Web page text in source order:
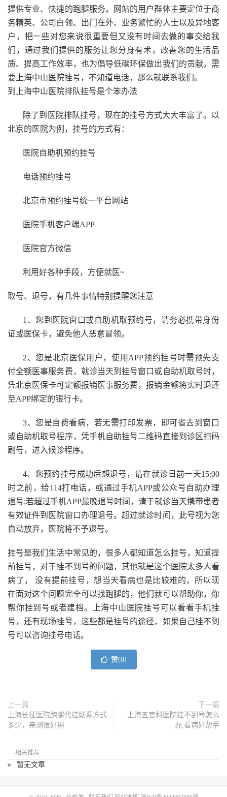
提供专业、快捷的跑腿服务。网站的用户群体主要定位于商
务精英、公司白领、出门在外、业务繁忙的人士以及异地客
户，把一些对您来说很重要但又没有时间去做的事交给我
们，通过我们提供的服务让您分身有术，改善您的生活品
质、提高工作效率，也为倡导低碳环保做出我们的贡献。需
要上海中山医院挂号，不知道电话，那么就联系我们。
到上海中山医院排队挂号是个笨办法
除了到医院排队挂号，现在的挂号方式大大丰富了。以
北京的医院为例，挂号的方式有：
医院自助机预约挂号
电话预约挂号
北京市预约挂号统一平台网站
医院手机客户端APP
医院官方微信
利用好各种手段，方便就医~
取号、退号，有几件事情特别提醒您注意
1、您到医院窗口或自助机取预约号，请务必携带身份
证或医保卡，避免他人恶意冒领。
2、您是北京医保用户，使用APP预约挂号时需预先支
付全额医事服务费，就诊当天到挂号窗口或自助机取号时，
凭北京医保卡可定额报销医事服务费，报销金额将实时退还
至APP绑定的银行卡。
3、您是自费看病，若无需打印发票，即可省去到窗口
或自助机取号程序，凭手机自助挂号二维码直接到诊区扫码
刷号，进入候诊程序。
4、您预约挂号成功后想退号，请在就诊日前一天15:00
时之前，给114打电话，或通过手机APP或公众号自助办理
退号;若超过手机APP最晚退号时间，请于就诊当天携带患者
有效证件到医院窗口办理退号。超过就诊时间，此号视为您
自动放弃，医院将不予退号。
挂号是我们生活中常见的，很多人都知道怎么挂号，知道提
前挂号，对于挂不到号的问题，其他就是这个医院太多人看
病了， 没有提前挂号，想当天看病也是比较难的，所以现
在面对这个问题完全可以找跑腿的，他们就可以帮助你，你
帮你挂到号或者建档。上海中山医院挂号可以看看手机挂
号，还有现场挂号，这些都是挂号的途径，如果自己挂不到
号可以咨询挂号电话。
赞(0)
上一篇
上海长征医院跑腿代挂联系方式
多少，亲测很好用
下一篇
上海五官科医院挂不到号怎么
办,看病好帮手
相关推荐
暂无文章